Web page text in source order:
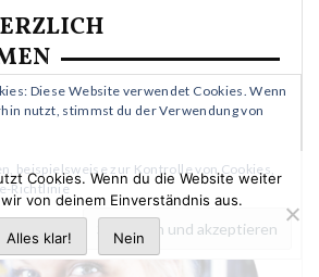
Diese Website verwendet Cookies. Wenn
nutzt, stimmst du der Verwendung von
beispielsweise zur Kontrolle von Cookies,
Richtlinie
Cookies. Wenn du die Website weiter
von deinem Einverständnis aus.
Alles klar! Nein